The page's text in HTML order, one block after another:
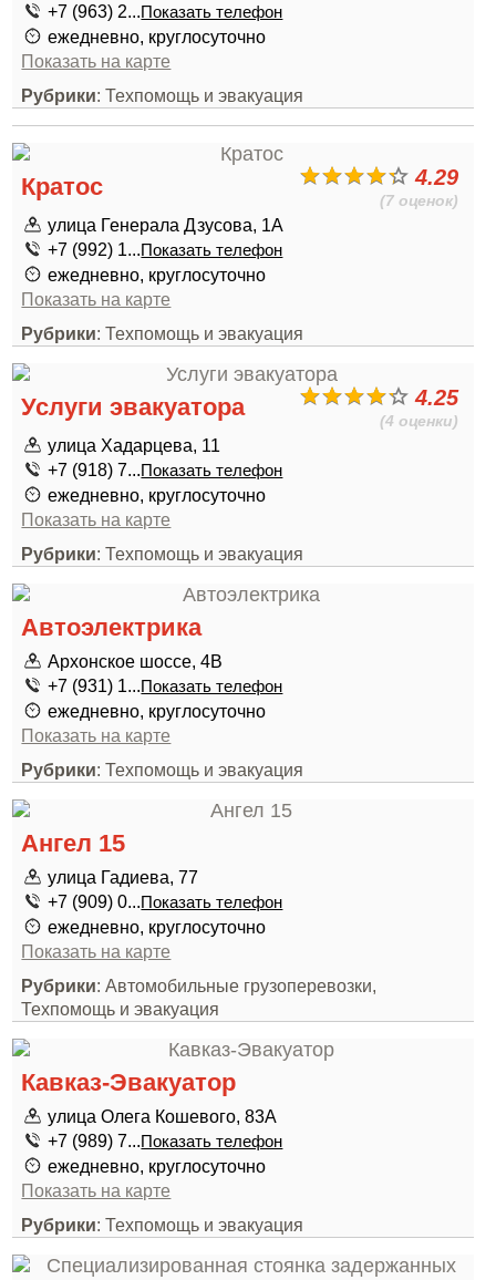
+7 (963) 2...Показать телефон
ежедневно, круглосуточно
Показать на карте
Рубрики: Техпомощь и эвакуация
4.29
(7 оценок)
Кратос
улица Генерала Дзусова, 1А
+7 (992) 1...Показать телефон
ежедневно, круглосуточно
Показать на карте
Рубрики: Техпомощь и эвакуация
4.25
(4 оценки)
Услуги эвакуатора
улица Хадарцева, 11
+7 (918) 7...Показать телефон
ежедневно, круглосуточно
Показать на карте
Рубрики: Техпомощь и эвакуация
Автоэлектрика
Архонское шоссе, 4В
+7 (931) 1...Показать телефон
ежедневно, круглосуточно
Показать на карте
Рубрики: Техпомощь и эвакуация
Ангел 15
улица Гадиева, 77
+7 (909) 0...Показать телефон
ежедневно, круглосуточно
Показать на карте
Рубрики: Автомобильные грузоперевозки,
Техпомощь и эвакуация
Кавказ-Эвакуатор
улица Олега Кошевого, 83А
+7 (989) 7...Показать телефон
ежедневно, круглосуточно
Показать на карте
Рубрики: Техпомощь и эвакуация